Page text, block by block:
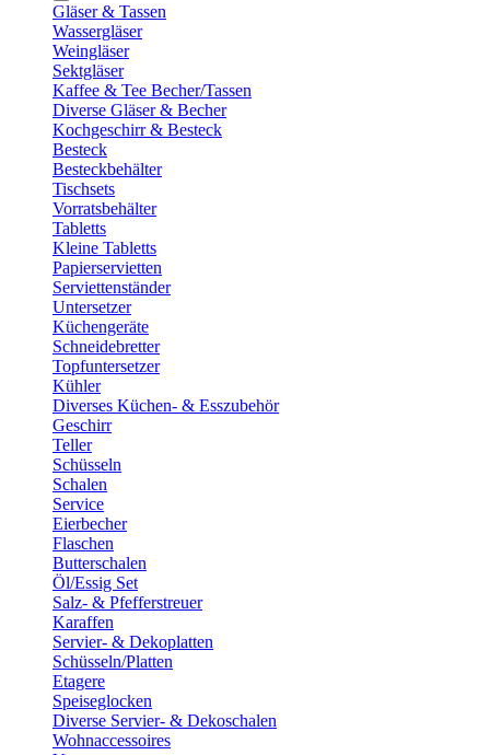
Gläser & Tassen
Wassergläser
Weingläser
Sektgläser
Kaffee & Tee Becher/Tassen
Diverse Gläser & Becher
Kochgeschirr & Besteck
Besteck
Besteckbehälter
Tischsets
Vorratsbehälter
Tabletts
Kleine Tabletts
Papierservietten
Serviettenständer
Untersetzer
Küchengeräte
Schneidebretter
Topfuntersetzer
Kühler
Diverses Küchen- & Esszubehör
Geschirr
Teller
Schüsseln
Schalen
Service
Eierbecher
Flaschen
Butterschalen
Öl/Essig Set
Salz- & Pfefferstreuer
Karaffen
Servier- & Dekoplatten
Schüsseln/Platten
Etagere
Speiseglocken
Diverse Servier- & Dekoschalen
Wohnaccessoires